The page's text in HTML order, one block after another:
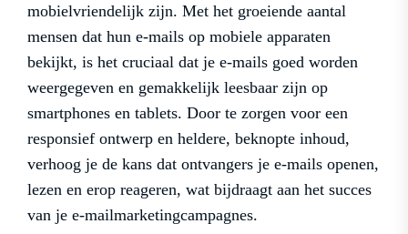
mobielvriendelijk zijn. Met het groeiende aantal
mensen dat hun e-mails op mobiele apparaten
bekijkt, is het cruciaal dat je e-mails goed worden
weergegeven en gemakkelijk leesbaar zijn op
smartphones en tablets. Door te zorgen voor een
responsief ontwerp en heldere, beknopte inhoud,
verhoog je de kans dat ontvangers je e-mails openen,
lezen en erop reageren, wat bijdraagt aan het succes
van je e-mailmarketingcampagnes.